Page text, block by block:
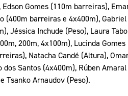
Gomes (110m barreiras),
(400m barreiras e 4x400m),
Jéssica Inchude (Peso), Laura
200m, 4x100m), Lucinda
Natacha Candé (Altura),
Santos (4x400m), Rúben
Tsanko Arnaudov (Peso).